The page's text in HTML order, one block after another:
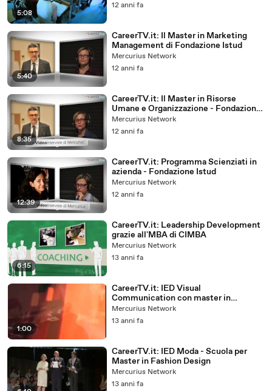
5:08
12 anni fa
5:40
CareerTV.it: Il Master in Marketing
Management di Fondazione Istud
Mercurius Network
12 anni fa
8:35
CareerTV.it: Il Master in Risorse
Umane e Organizzazione - Fondazione
Istud
Mercurius Network
12 anni fa
12:39
CareerTV.it: Programma Scienziati in
azienda - Fondazione Istud
Mercurius Network
12 anni fa
6:15
CareerTV.it: Leadership Development
grazie all'MBA di CIMBA
Mercurius Network
13 anni fa
1:00
CareerTV.it: IED Visual
Communication con master in
fotografia, transmedia, brand
Mercurius Network
13 anni fa
CareerTV.it: IED Moda - Scuola per
Master in Fashion Design
Mercurius Network
13 anni fa